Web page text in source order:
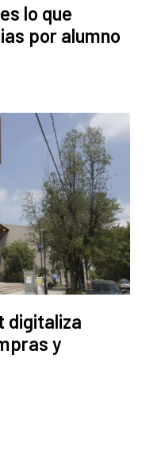
lo que
por alumno
digitaliza
y